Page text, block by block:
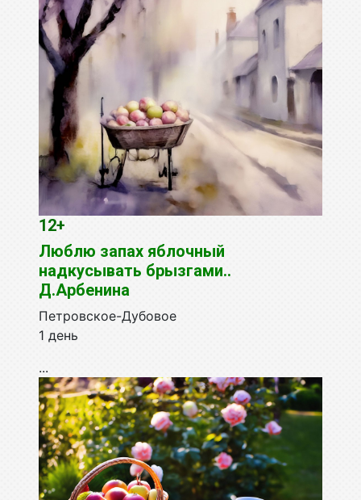
12+
Люблю запах яблочный
надкусывать брызгами..
Д.Арбенина
Петровское-Дубовое
1 день
...